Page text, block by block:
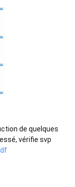
de quelques
vérifie svp